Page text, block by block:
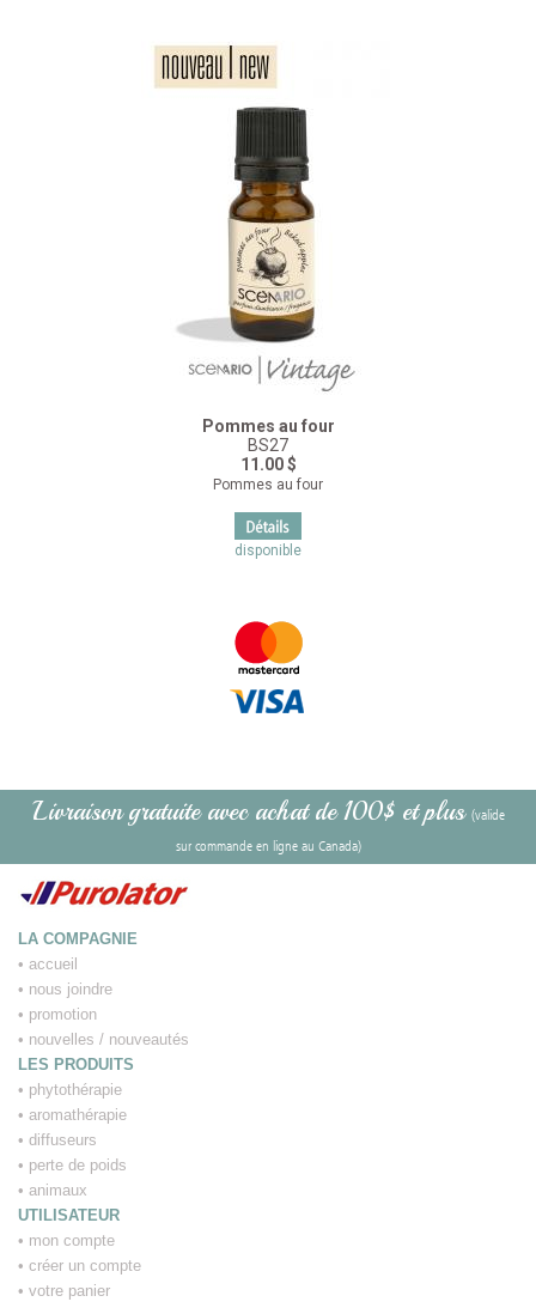
Pommes au four
BS27
11.00 $
Pommes au four
disponible
Livraison gratuite avec achat de 100$ et plus (valide
sur commande en ligne au Canada)
LA COMPAGNIE
• accueil
• nous joindre
• promotion
• nouvelles / nouveautés
LES PRODUITS
• phytothérapie
• aromathérapie
• diffuseurs
• perte de poids
• animaux
UTILISATEUR
• mon compte
• créer un compte
• votre panier